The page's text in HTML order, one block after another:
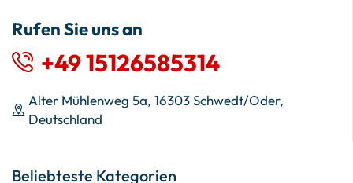
Rufen Sie uns an
+49 15126585314
Alter Mühlenweg 5a, 16303 Schwedt/Oder,
Deutschland
Beliebteste Kategorien